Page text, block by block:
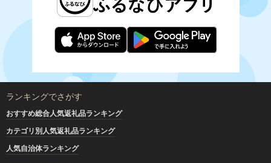
ランキングでさがす
おすすめ総合人気返礼品ランキング
カテゴリ別人気返礼品ランキング
人気自治体ランキング